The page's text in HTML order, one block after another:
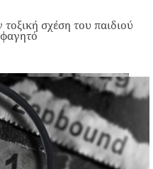
σχέση του παιδιού